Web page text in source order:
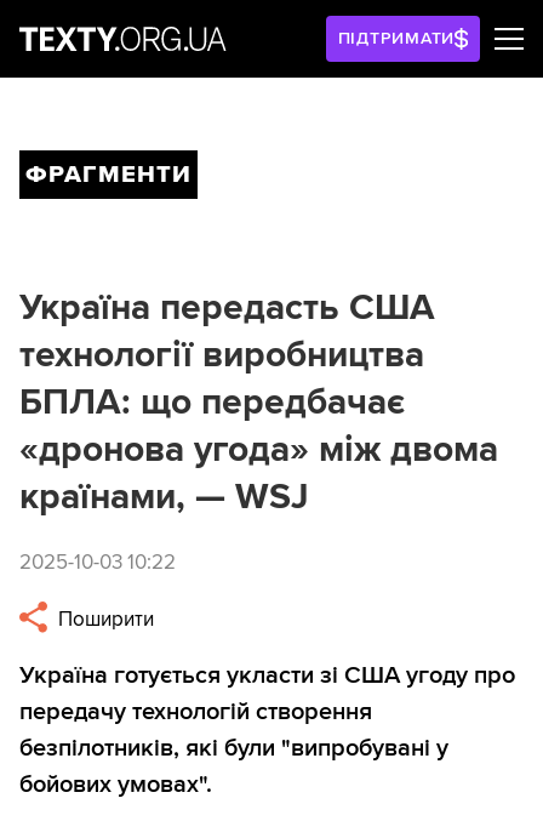
ПІДТРИМАТИ
ФРАГМЕНТИ
Україна передасть США
технології виробництва
БПЛА: що передбачає
«дронова угода» між двома
країнами, — WSJ
2025-10-03 10:22
Поширити
Україна готується укласти зі США угоду про
передачу технологій створення
безпілотників, які були "випробувані у
бойових умовах".